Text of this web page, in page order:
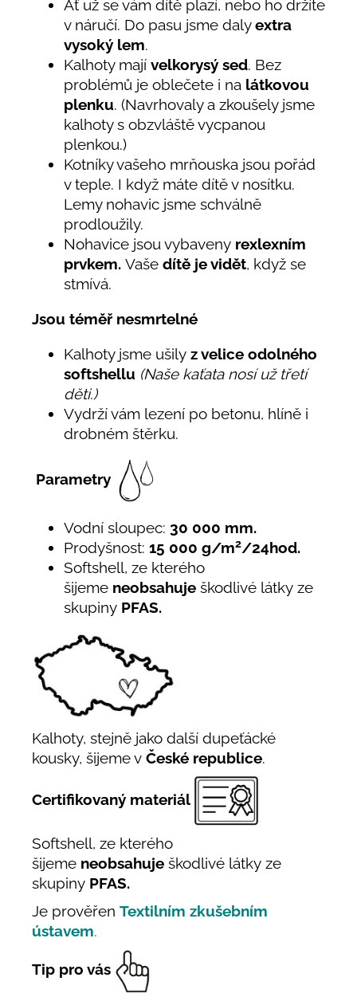
Ať už se vám dítě plazí, nebo ho držíte
v náručí. Do pasu jsme dalyextra
vysoký lem.
Kalhoty mají velkorysý sed. Bez
problémů je oblečete i na látkovou
plenku. (Navrhovaly a zkoušely jsme
kalhoty s obzvláště vycpanou
plenkou.)
Kotníky vašeho mrňouska jsou pořád
v teple. I když máte dítě v nosítku.
Lemy nohavic jsme schválně
prodloužily.
Nohavice jsou vybaveny rexlexním
prvkem. Vaše dítě je vidět, když se
stmívá.
Jsou téměř nesmrtelné
Kalhoty jsme ušily z velice odolného
softshellu (Naše kaťata nosí už třetí
děti.)
Vydrží vám lezení po betonu, hlíně i
drobném štěrku.
Parametry
Vodní sloupec: 30 000 mm.
Prodyšnost: 15 000 g/m2/24hod.
Softshell, ze kterého
šijeme neobsahuje škodlivé látky ze
skupiny PFAS.
Kalhoty, stejně jako další dupeťácké
kousky, šijeme v České republice.
Certifikovaný materiál
Softshell, ze kterého
šijeme neobsahuje škodlivé látky ze
skupiny PFAS.
Je prověřen Textilním zkušebním
ústavem.
Tip pro vás